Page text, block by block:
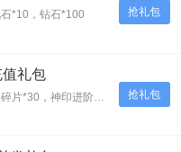
抢礼包
*10，钻石*100
抢礼包
礼包
礼包详情：圣品法宝匣*1，红装碎片*30，神印进阶石*30